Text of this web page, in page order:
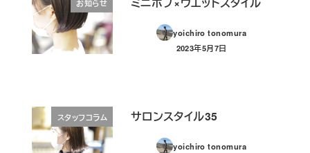
お知らせ
yoichiro tonomura
投稿日
2023年5月7日
スタッフコラム サロンスタイル35
yoichiro tonomura